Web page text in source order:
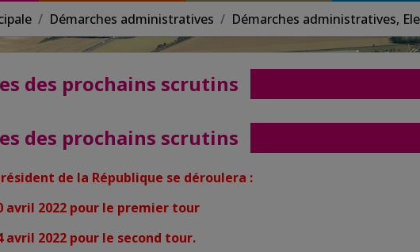
Démarches administratives Démarches administratives,
des prochains scrutins
des prochains scrutins
de la République se déroulera :
avril 2022 pour le premier tour
avril 2022 pour le second tour.